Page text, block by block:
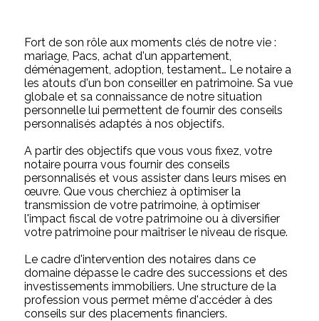
Fort de son rôle aux moments clés de notre vie :
mariage, Pacs, achat d'un appartement,
déménagement, adoption, testament… Le notaire a
les atouts d'un bon conseiller en patrimoine. Sa vue
globale et sa connaissance de notre situation
personnelle lui permettent de fournir des conseils
personnalisés adaptés à nos objectifs.
A partir des objectifs que vous vous fixez, votre
notaire pourra vous fournir des conseils
personnalisés et vous assister dans leurs mises en
œuvre. Que vous cherchiez à optimiser la
transmission de votre patrimoine, à optimiser
l'impact fiscal de votre patrimoine ou à diversifier
votre patrimoine pour maîtriser le niveau de risque.
Le cadre d'intervention des notaires dans ce
domaine dépasse le cadre des successions et des
investissements immobiliers. Une structure de la
profession vous permet même d'accéder à des
conseils sur des placements financiers.